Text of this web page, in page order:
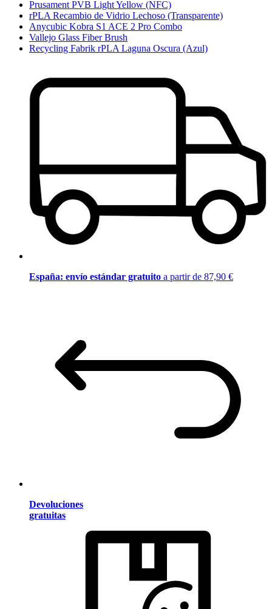
Prusament PVB Light Yellow (NFC)
rPLA Recambio de Vidrio Lechoso (Transparente)
Anycubic Kobra S1 ACE 2 Pro Combo
Vallejo Glass Fiber Brush
Recycling Fabrik rPLA Laguna Oscura (Azul)
España: envío estándar gratuito a partir de 87,90 €
Devoluciones
gratuitas